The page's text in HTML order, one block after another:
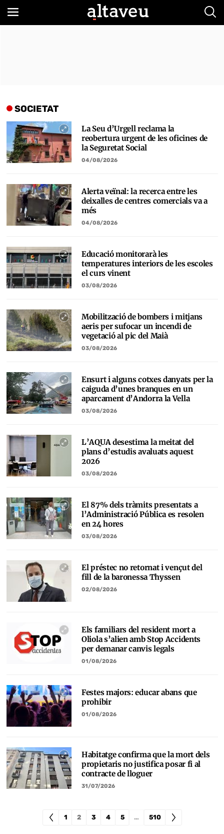
SOCIETAT
La Seu d’Urgell reclama la
reobertura urgent de les oficines de
la Seguretat Social
04/08/2026
Alerta veïnal: la recerca entre les
deixalles de centres comercials va a
més
04/08/2026
Educació monitorarà les
temperatures interiors de les escoles
el curs vinent
03/08/2026
Mobilització de bombers i mitjans
aeris per sufocar un incendi de
vegetació al pic del Maià
03/08/2026
Ensurt i alguns cotxes danyats per la
caiguda d’unes branques en un
aparcament d’Andorra la Vella
03/08/2026
L’AQUA desestima la meitat del
plans d’estudis avaluats aquest
2026
03/08/2026
El 87% dels tràmits presentats a
l’Administració Pública es resolen
en 24 hores
03/08/2026
El préstec no retornat i vençut del
fill de la baronessa Thyssen
02/08/2026
Els familiars del resident mort a
Oliola s’alien amb Stop Accidents
per demanar canvis legals
01/08/2026
Festes majors: educar abans que
prohibir
01/08/2026
Habitatge confirma que la mort dels
propietaris no justifica posar fi al
contracte de lloguer
31/07/2026
1 2 3 4 5 … 510